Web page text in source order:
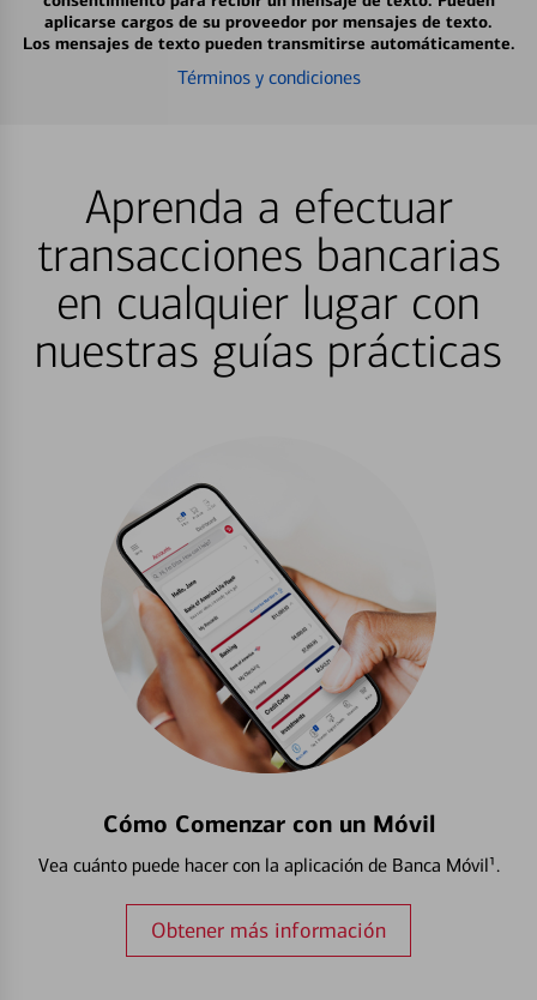
aplicarse cargos de su proveedor por mensajes de texto.
Los mensajes de texto pueden transmitirse automáticamente.
Términos y condiciones
Aprenda a efectuar
transacciones bancarias
en cualquier lugar con
nuestras guías prácticas
Cómo Comenzar con un Móvil
Vea cuánto puede hacer con la aplicación de Banca Móvil¹.
Obtener más información